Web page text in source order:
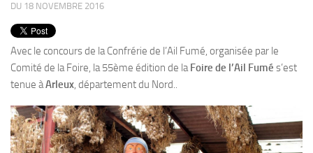
PRODUITS
RECETTES
Entrées
Plats
Desserts
DU 18 NOVEMBRE 2016
Avec le concours de la Confrérie de l’Ail Fumé, organisée par le
Comité de la Foire, la 55ème édition de la Foire de l’Ail Fumé s’est
tenue àArleux, département du Nord..